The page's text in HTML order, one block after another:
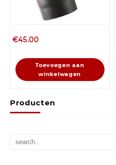
Producten
€45.00
Toevoegen aan
winkelwagen